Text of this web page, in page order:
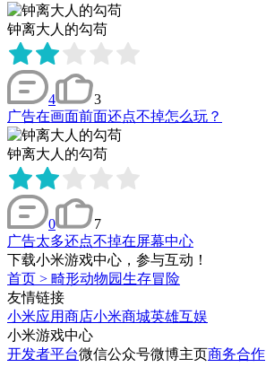
钟离大人的勾苟
4
3
广告在画面前面还点不掉怎么玩？
钟离大人的勾苟
0
7
广告太多还点不掉在屏幕中心
下载小米游戏中心，参与互动！
首页 > 畸形动物园生存冒险
友情链接
小米应用商店小米商城英雄互娱
小米游戏中心
开发者平台微信公众号微博主页商务合作